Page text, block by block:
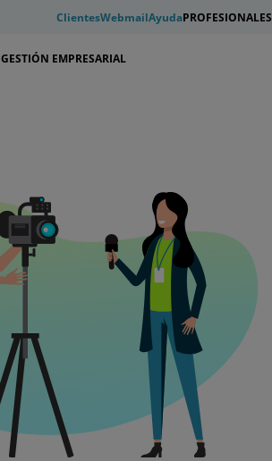
ClientesWebmailAyudaPROFESIONALES
GESTIÓN EMPRESARIAL